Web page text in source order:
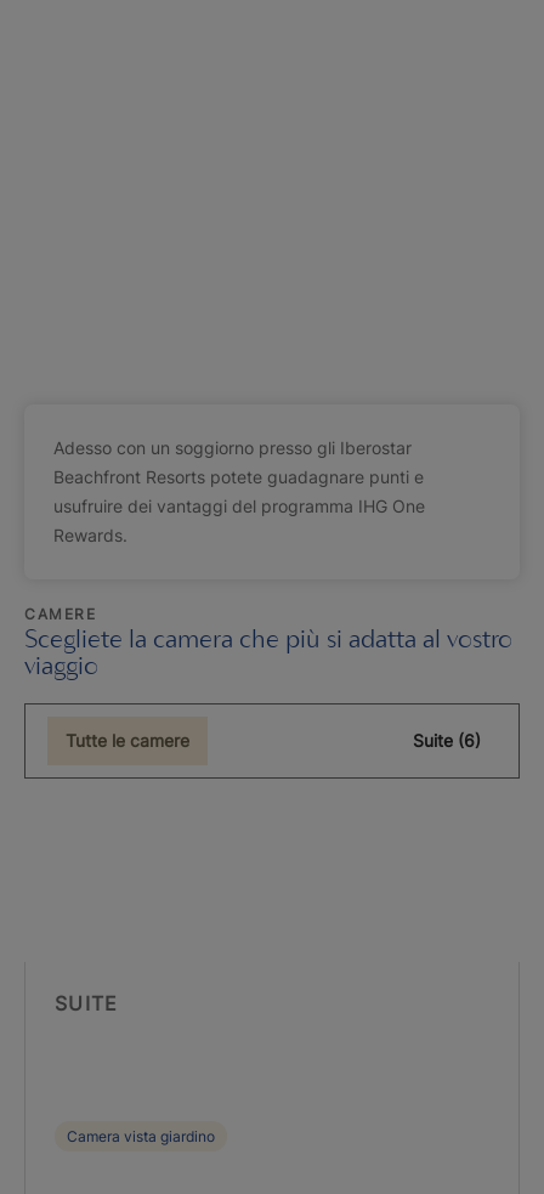
Adesso con un soggiorno presso gli Iberostar
Beachfront Resorts potete guadagnare punti e
usufruire dei vantaggi del programma IHG One
Rewards.
CAMERE
Scegliete la camera che più si adatta al vostro
viaggio
Tutte le camere Suite (6)
SUITE
Camera vista giardino